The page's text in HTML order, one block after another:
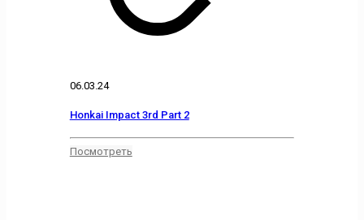
06.03.24
Honkai Impact 3rd Part 2
Посмотреть